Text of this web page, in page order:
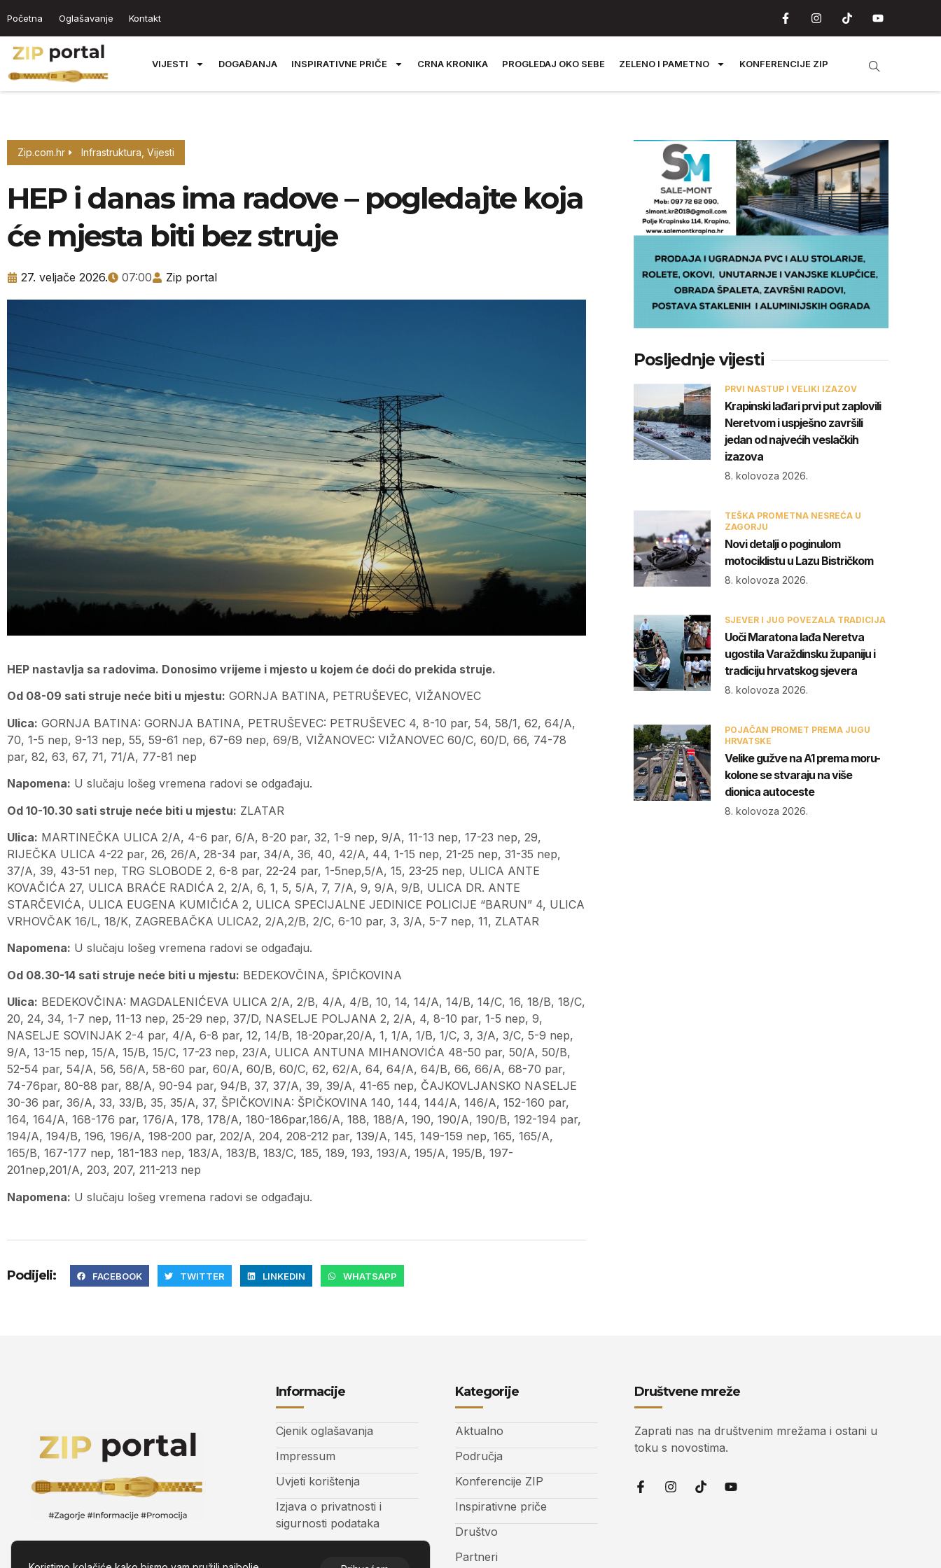
Početna Oglašavanje Kontakt
VIJESTI DOGAĐANJA INSPIRATIVNE PRIČE CRNA KRONIKA PROGLEDAJ OKO SEBE ZELENO I PAMETNO KONFERENCIJE ZIP
Zip.com.hr Infrastruktura Vijesti
HEP i danas ima radove – pogledajte koja
će mjesta biti bez struje
27. veljače 2026. 07:00 Zip portal
HEP nastavlja sa radovima. Donosimo vrijeme i mjesto u kojem će doći do prekida struje.
Od 08-09 sati struje neće biti u mjestu: GORNJA BATINA, PETRUŠEVEC, VIŽANOVEC
Ulica: GORNJA BATINA: GORNJA BATINA, PETRUŠEVEC: PETRUŠEVEC 4, 8-10 par, 54, 58/1, 62, 64/A,
70, 1-5 nep, 9-13 nep, 55, 59-61 nep, 67-69 nep, 69/B, VIŽANOVEC: VIŽANOVEC 60/C, 60/D, 66, 74-78
par, 82, 63, 67, 71, 71/A, 77-81 nep
Napomena: U slučaju lošeg vremena radovi se odgađaju.
Od 10-10.30 sati struje neće biti u mjestu: ZLATAR
Ulica: MARTINEČKA ULICA 2/A, 4-6 par, 6/A, 8-20 par, 32, 1-9 nep, 9/A, 11-13 nep, 17-23 nep, 29,
RIJEČKA ULICA 4-22 par, 26, 26/A, 28-34 par, 34/A, 36, 40, 42/A, 44, 1-15 nep, 21-25 nep, 31-35 nep,
37/A, 39, 43-51 nep, TRG SLOBODE 2, 6-8 par, 22-24 par, 1-5nep,5/A, 15, 23-25 nep, ULICA ANTE
KOVAČIĆA 27, ULICA BRAĆE RADIĆA 2, 2/A, 6, 1, 5, 5/A, 7, 7/A, 9, 9/A, 9/B, ULICA DR. ANTE
STARČEVIĆA, ULICA EUGENA KUMIČIĆA 2, ULICA SPECIJALNE JEDINICE POLICIJE “BARUN” 4, ULICA
VRHOVČAK 16/L, 18/K, ZAGREBAČKA ULICA2, 2/A,2/B, 2/C, 6-10 par, 3, 3/A, 5-7 nep, 11, ZLATAR
Napomena: U slučaju lošeg vremena radovi se odgađaju.
Od 08.30-14 sati struje neće biti u mjestu: BEDEKOVČINA, ŠPIČKOVINA
Ulica: BEDEKOVČINA: MAGDALENIĆEVA ULICA 2/A, 2/B, 4/A, 4/B, 10, 14, 14/A, 14/B, 14/C, 16, 18/B, 18/C,
20, 24, 34, 1-7 nep, 11-13 nep, 25-29 nep, 37/D, NASELJE POLJANA 2, 2/A, 4, 8-10 par, 1-5 nep, 9,
NASELJE SOVINJAK 2-4 par, 4/A, 6-8 par, 12, 14/B, 18-20par,20/A, 1, 1/A, 1/B, 1/C, 3, 3/A, 3/C, 5-9 nep,
9/A, 13-15 nep, 15/A, 15/B, 15/C, 17-23 nep, 23/A, ULICA ANTUNA MIHANOVIĆA 48-50 par, 50/A, 50/B,
52-54 par, 54/A, 56, 56/A, 58-60 par, 60/A, 60/B, 60/C, 62, 62/A, 64, 64/A, 64/B, 66, 66/A, 68-70 par,
74-76par, 80-88 par, 88/A, 90-94 par, 94/B, 37, 37/A, 39, 39/A, 41-65 nep, ČAJKOVLJANSKO NASELJE
30-36 par, 36/A, 33, 33/B, 35, 35/A, 37, ŠPIČKOVINA: ŠPIČKOVINA 140, 144, 144/A, 146/A, 152-160 par,
164, 164/A, 168-176 par, 176/A, 178, 178/A, 180-186par,186/A, 188, 188/A, 190, 190/A, 190/B, 192-194 par,
194/A, 194/B, 196, 196/A, 198-200 par, 202/A, 204, 208-212 par, 139/A, 145, 149-159 nep, 165, 165/A,
165/B, 167-177 nep, 181-183 nep, 183/A, 183/B, 183/C, 185, 189, 193, 193/A, 195/A, 195/B, 197-
201nep,201/A, 203, 207, 211-213 nep
Napomena: U slučaju lošeg vremena radovi se odgađaju.
Podijeli: FACEBOOK TWITTER LINKEDIN WHATSAPP
Posljednje vijesti
PRVI NASTUP I VELIKI IZAZOV
Krapinski lađari prvi put zaplovili
Neretvom i uspješno završili
jedan od najvećih veslačkih
izazova
8. kolovoza 2026.
TEŠKA PROMETNA NESREĆA U
ZAGORJU
Novi detalji o poginulom
motociklistu u Lazu Bistričkom
8. kolovoza 2026.
SJEVER I JUG POVEZALA TRADICIJA
Uoči Maratona lađa Neretva
ugostila Varaždinsku županiju i
tradiciju hrvatskog sjevera
8. kolovoza 2026.
POJAČAN PROMET PREMA JUGU
HRVATSKE
Velike gužve na A1 prema moru-
kolone se stvaraju na više
dionica autoceste
8. kolovoza 2026.
Informacije
Cjenik oglašavanja
Impressum
Uvjeti korištenja
Izjava o privatnosti i
sigurnosti podataka
Kategorije
Aktualno
Područja
Konferencije ZIP
Inspirativne priče
Društvo
Partneri
Društvene mreže
Zaprati nas na društvenim mrežama i ostani u
toku s novostima.